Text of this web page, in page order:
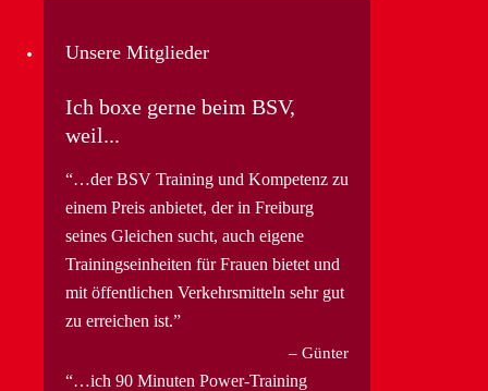
Unsere Mitglieder
Ich boxe gerne beim BSV,
weil...
…der BSV Training und Kompetenz zu
einem Preis anbietet, der in Freiburg
seines Gleichen sucht, auch eigene
Trainingseinheiten für Frauen bietet und
mit öffentlichen Verkehrsmitteln sehr gut
zu erreichen ist.
Günter
…ich 90 Minuten Power-Training